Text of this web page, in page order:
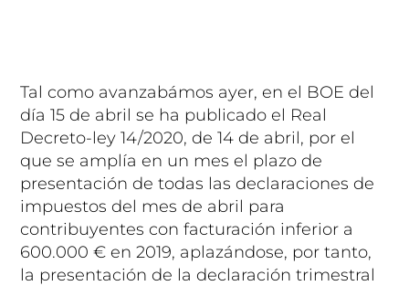
Tal como avanzabámos ayer, en el BOE del
día 15 de abril se ha publicado el Real
Decreto-ley 14/2020, de 14 de abril, por el
que se amplía en un mes el plazo de
presentación de todas las declaraciones de
impuestos del mes de abril para
contribuyentes con facturación inferior a
600.000 € en 2019, aplazándose, por tanto,
la presentación de la declaración trimestral